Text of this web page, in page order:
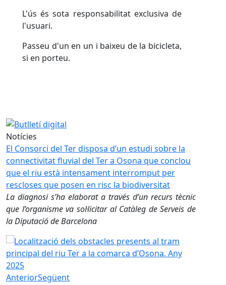
L'ús és sota responsabilitat exclusiva de
l'usuari.
Passeu d'un en un i baixeu de la bicicleta,
si en porteu.
Nou web, nou butlletí digital!
Notícies
fluvial del Ter a Osona que conclou que el
El Consorci del Ter disposa d’un estudi sobre la
connectivitat fluvial del Ter a Osona que conclou
que el riu està intensament interromput per
rescloses que posen en risc la biodiversitat
La diagnosi s’ha elaborat a través d’un recurs tècnic
que l’organisme va sol·licitar al Catàleg de Serveis de
la Diputació de Barcelona
El Consorci del Ter disposa d’un estudi sobre la
AnteriorSegüent